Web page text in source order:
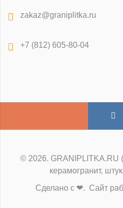
zakaz@graniplitka.ru
+7 (812) 605-80-04
© 2026. GRANIPLITKA.RU
керамогранит,
Сделано с ❤. Сайт